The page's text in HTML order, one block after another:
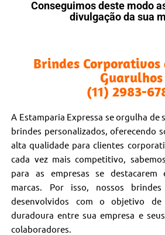
Conseguimos deste modo
divulgação da sua
Brindes Corporativos
Guarulhos
(11) 2983-
A Estamparia Expressa se orgulha de
brindes personalizados, oferecendo
alta qualidade para clientes
cada vez mais competitivo,
para as empresas se destacarem
marcas. Por isso, nossos brindes
desenvolvidos com o objetivo
duradoura entre sua empresa e
colaboradores.